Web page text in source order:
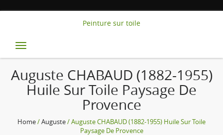
Peinture sur toile
Toggle
navigation
Auguste CHABAUD (1882-1955)
Huile Sur Toile Paysage De
Provence
Home/Auguste/ Auguste CHABAUD (1882-1955) Huile Sur Toile
Paysage De Provence